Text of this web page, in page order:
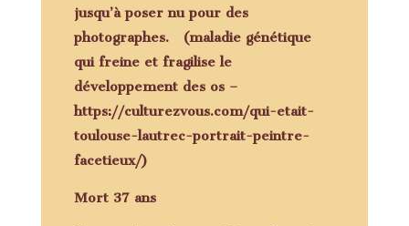
jusqu’à poser nu pour des
photographes. (maladie génétique
qui freine et fragilise le
développement des os –
https://culturezvous.com/qui-etait-
toulouse-lautrec-portrait-peintre-
facetieux/)
Mort 37 ans